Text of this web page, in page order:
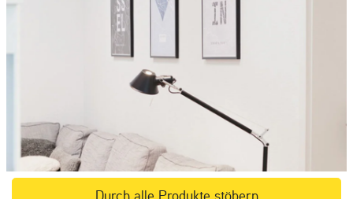
Durch alle Produkte stöbern